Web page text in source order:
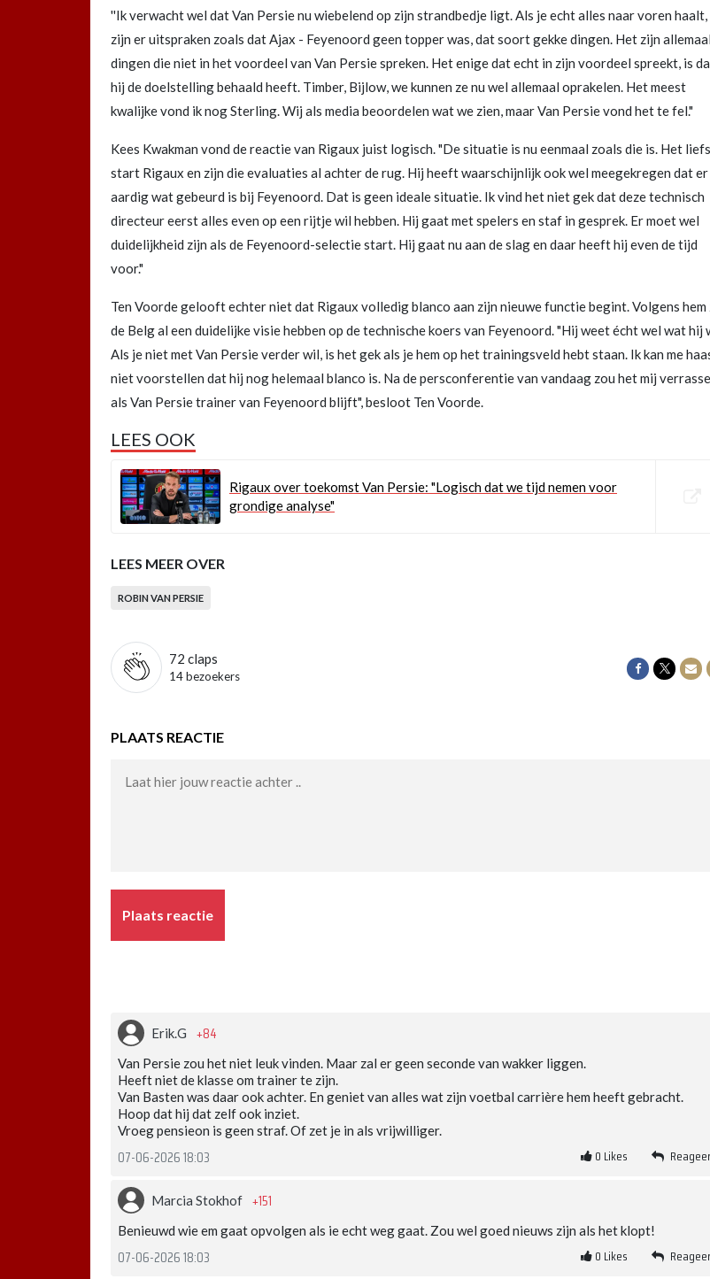
''Ik verwacht wel dat Van Persie nu wiebelend op zijn strandbedje ligt. Als je echt alles naar voren haalt,
zijn er uitspraken zoals dat Ajax - Feyenoord geen topper was, dat soort gekke dingen. Het zijn allemaal
dingen die niet in het voordeel van Van Persie spreken. Het enige dat echt in zijn voordeel spreekt, is
hij de doelstelling behaald heeft. Timber, Bijlow, we kunnen ze nu wel allemaal oprakelen. Het meest
kwalijke vond ik nog Sterling. Wij als media beoordelen wat we zien, maar Van Persie vond het te fel."
Kees Kwakman vond de reactie van Rigaux juist logisch. "De situatie is nu eenmaal zoals die is. Het
start Rigaux en zijn die evaluaties al achter de rug. Hij heeft waarschijnlijk ook wel meegekregen dat er
aardig wat gebeurd is bij Feyenoord. Dat is geen ideale situatie. Ik vind het niet gek dat deze technisch
directeur eerst alles even op een rijtje wil hebben. Hij gaat met spelers en staf in gesprek. Er moet wel
duidelijkheid zijn als de Feyenoord-selectie start. Hij gaat nu aan de slag en daar heeft hij even de tijd
voor."
Ten Voorde gelooft echter niet dat Rigaux volledig blanco aan zijn nieuwe functie begint. Volgens hem
de Belg al een duidelijke visie hebben op de technische koers van Feyenoord. "Hij weet écht wel wat hij
Als je niet met Van Persie verder wil, is het gek als je hem op het trainingsveld hebt staan. Ik kan me
niet voorstellen dat hij nog helemaal blanco is. Na de persconferentie van vandaag zou het mij
als Van Persie trainer van Feyenoord blijft", besloot Ten Voorde.
LEES OOK
Rigaux over toekomst Van Persie: "Logisch dat we tijd nemen voor
grondige analyse"
LEES MEER OVER
ROBIN VAN PERSIE
72 claps
14 bezoekers
Delen opDelen
PLAATS REACTIE
Plaats reactie
Erik.G +84
Van Persie zou het niet leuk vinden. Maar zal er geen seconde van wakker liggen.
Heeft niet de klasse om trainer te zijn.
Van Basten was daar ook achter. En geniet van alles wat zijn voetbal carrière hem heeft gebracht.
Hoop dat hij dat zelf ook inziet.
Vroeg pensieon is geen straf. Of zet je in als vrijwilliger.
07-06-2026 18:03 0 Likes Reageer
Marcia Stokhof +151
Benieuwd wie em gaat opvolgen als ie echt weg gaat. Zou wel goed nieuws zijn als het klopt!
07-06-2026 18:03 0 Likes Reageer